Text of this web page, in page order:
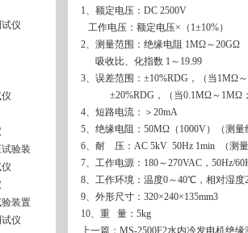
仪
验装
装置
仪
1、额定电压：DC 2500V
工作电压：额定电压×（1±10%）
2、测量范围：绝缘电阻 1MΩ～20GΩ
吸收比、化指数 1～19.99
3、误差范围：±10%RDG，（当1MΩ
±20%RDG，（当0.1MΩ～1MΩ
4、短路电流：＞20mA
5、绝缘电阻：50MΩ（1000V）（测量
6、耐 压：AC 5kV 50Hz 1min （测
7、工作电源：180～270VAC，50Hz/
8、工作环境：温度0～40℃，相对湿度
9、外形尺寸：320×240×135mm3
10、重 量：5kg
上一篇： MS-2500F2水内冷发电机绝缘